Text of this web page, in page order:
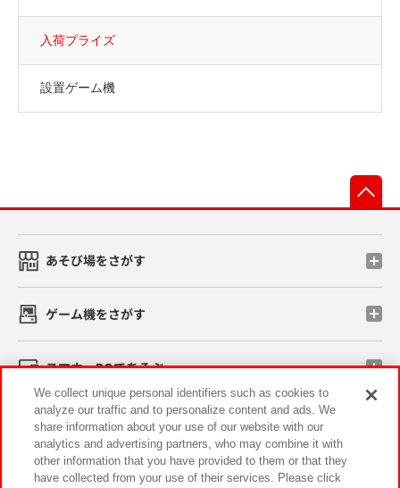
入荷プライズ
設置ゲーム機
あそび場をさがす
ゲーム機をさがす
スマホ・PCであそぶ
イベント・キャンペーン
We collect unique personal identifiers such as cookies to
analyze our traffic and to personalize content and ads. We
share information about your use of our website with our
analytics and advertising partners, who may combine it with
other information that you have provided to them or that they
have collected from your use of their services. Please click